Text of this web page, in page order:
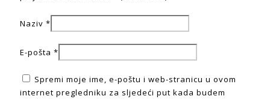
Naziv *
E-pošta *
Spremi moje ime, e-poštu i web-stranicu u ovom
internet pregledniku za sljedeći put kada budem